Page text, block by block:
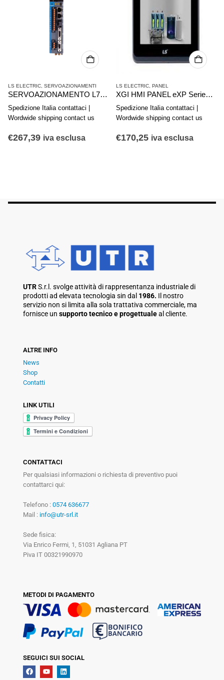
LS ELECTRIC SERVOAZIONAMENTI
SERVOAZIONAMENTO L7CA001U COMPACT I/O 4715016400
Spedizione Italia contattaci |
Wordwide shipping contact us
€267,39 iva esclusa
LS ELECTRIC PANEL
XGI HMI PANEL eXP Series eXP20-TTA/DC, CERTI
Spedizione Italia contattaci |
Wordwide shipping contact us
€170,25 iva esclusa
UTRS.r.l. svolge attività di rappresentanza industriale di
prodotti ad elevata tecnologia sin dal 1986. Il nostro
servizio non si limita alla sola trattativa commerciale, ma
fornisce un supporto tecnico e progettualeal cliente.
ALTRE INFO
News
Shop
Contatti
LINK UTILI
CONTATTACI
Per qualsiasi informazioni o richiesta di preventivo puoi
contattarci qui:
Telefono : 0574 636677
Mail : info@utr-srl.it
Sede fisica:
Via Enrico Fermi, 1, 51031 Agliana PT
Piva IT 00321990970
METODI DI PAGAMENTO
SEGUICI SUI SOCIAL